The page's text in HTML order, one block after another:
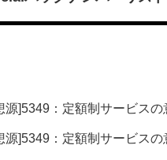
源]5349：定額制サービス
源]5349：定額制サービス